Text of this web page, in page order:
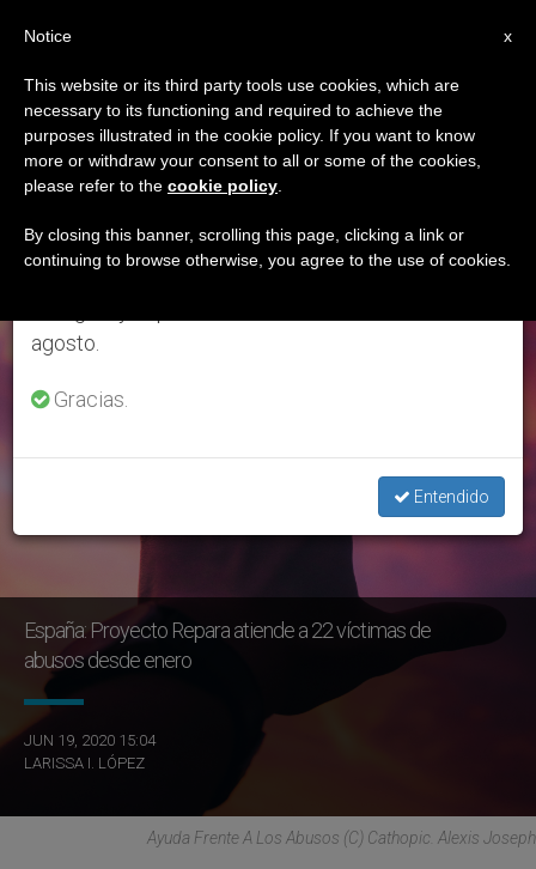
ETIQUETA
Posts Tagged
‘atención Psicológica’
ÚLTIMAS NOTICIAS
España: Proyecto Repara atiende a 22 víctimas de
abusos desde enero
JUN 19, 2020 15:04
LARISSA I. LÓPEZ
Ayuda Frente A Los Abusos (C) Cathopic. Alexis Joseph
×
Aviso importante
Del 27 de julio al 7 de agosto haremos la pausa
anual, aprovechando que en el periodo de verano
se generan menos informaciones y también el
agosto.
Gracias.
Entendido
x
Notice
This website or its third party tools use cookies, which are
necessary to its functioning and required to achieve the
purposes illustrated in the cookie policy. If you want to know
more or withdraw your consent to all or some of the cookies,
please refer to the cookie policy
By closing this banner, scrolling this page, clicking a link or
continuing to browse otherwise, you agree to the use of cookies.